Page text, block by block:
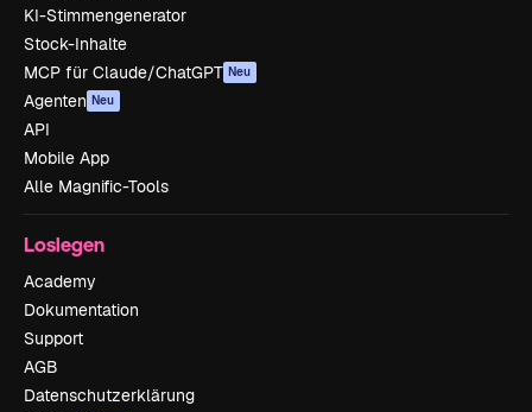
KI-Stimmengenerator
Stock-Inhalte
MCP für Claude/ChatGPT Neu
Agenten Neu
API
Mobile App
Alle Magnific-Tools
Loslegen
Academy
Dokumentation
Support
AGB
Datenschutzerklärung